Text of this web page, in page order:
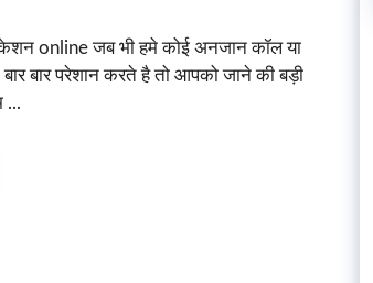
online जब भी हमे कोई अनजान कॉल या
बार परेशान करते है तो आपको जाने की बड़ी
...